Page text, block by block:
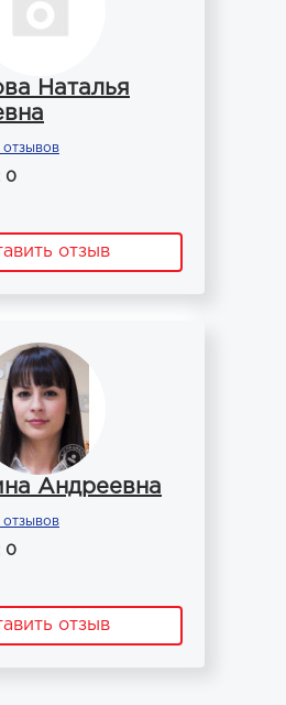
Наталья
0
отзыв
Андреевна
0
отзыв